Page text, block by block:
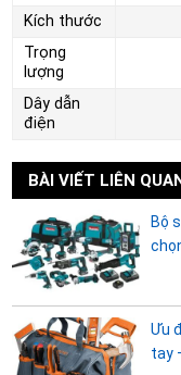
Kích thước
Trọng
lượng
Dây dẫn
điện
BÀI VIẾT LIÊN
Bộ
Ưu
tay